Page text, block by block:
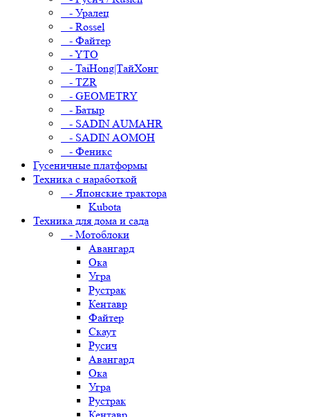
- Уралец
- Rossel
- Файтер
- YTO
- TaiHong|ТайХонг
- TZR
- GEOMETRY
- Батыр
- SADIN AUMAHR
- SADIN AOMOH
- Феникс
Гусеничные платформы
Техника с наработкой
- Японские трактора
Kubota
Техника для дома и сада
- Мотоблоки
Авангард
Ока
Угра
Рустрак
Кентавр
Файтер
Скаут
Русич
Авангард
Ока
Угра
Рустрак